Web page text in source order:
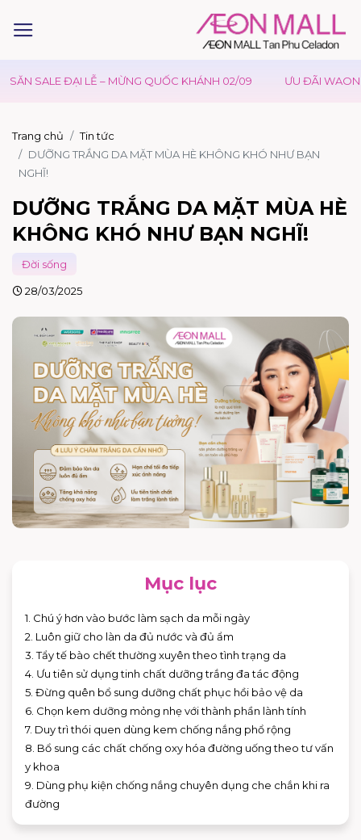
LỄ – MỪNG QUỐC KHÁNH 02/09 ƯU ĐÃI WAON TẠI
Trang chủ
Tin tức
DƯỠNG TRẮNG DA MẶT MÙA HÈ KHÔNG KHÓ NHƯ BẠN
NGHĨ!
DƯỠNG TRẮNG DA MẶT MÙA HÈ
KHÔNG KHÓ NHƯ BẠN NGHĨ!
Đời sống
28/03/2025
Mục lục
1. Chú ý hơn vào bước làm sạch da mỗi ngày
2. Luôn giữ cho làn da đủ nước và đủ ẩm
3. Tẩy tế bào chết thường xuyên theo tình trạng da
4. Ưu tiên sử dụng tinh chất dưỡng trắng đa tác động
5. Đừng quên bổ sung dưỡng chất phục hồi bảo vệ da
6. Chọn kem dưỡng mỏng nhẹ với thành phần lành tính
7. Duy trì thói quen dùng kem chống nắng phổ rộng
8. Bổ sung các chất chống oxy hóa đường uống theo tư vấn
y khoa
9. Dùng phụ kiện chống nắng chuyên dụng che chắn khi ra
đường